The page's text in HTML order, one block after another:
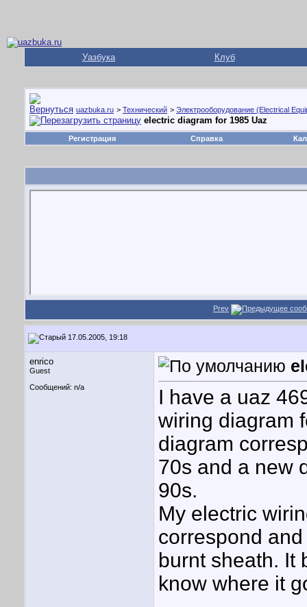
Уазбука Клуб
uazbuka.ru > Технический > Электрооборудование (Electrical
electric diagram for 1985 Uaz
Регистрация Справка
Prev
17.05.2005, 19:18
enrico
Guest
Сообщений: n/a
I have a uaz
wiring diagram
diagram
70s and a new
90s.
My electric
correspond
burnt sheath. It
know where it